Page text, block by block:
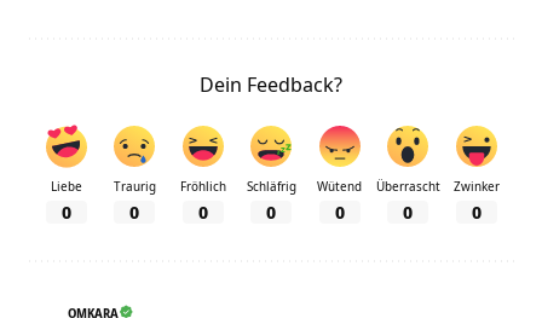
Dein Feedback?
Liebe
0
Traurig
0
Fröhlich
0
Schläfrig
0
Wütend
0
Überrascht
0
Zwinker
0
OMKARA